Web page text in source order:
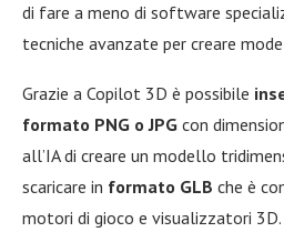
di fare a meno di software
tecniche avanzate per creare
Grazie a Copilot 3D è possibile
formato PNG o JPG con
all’IA di creare un modello
scaricare in formato GLB che è
motori di gioco e visualizzatori